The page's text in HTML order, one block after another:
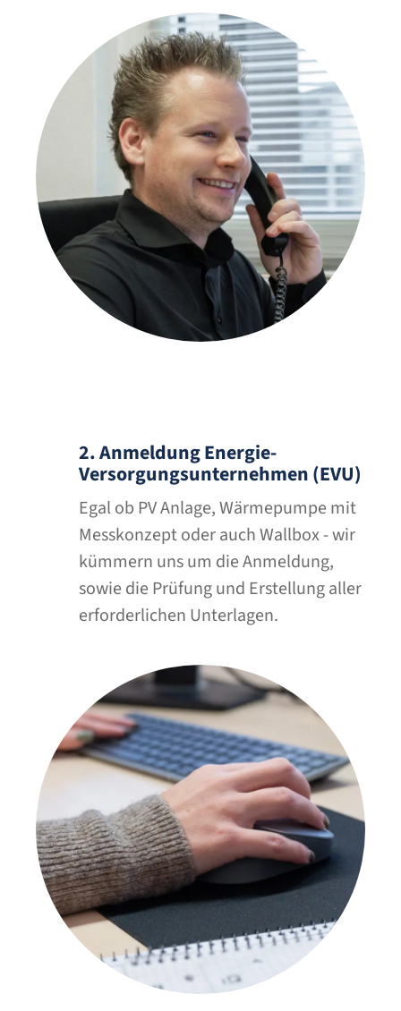
2. Anmeldung Energie-
Versorgungs­unternehmen (EVU)
Egal ob PV Anlage, Wärmepumpe mit
Messkonzept oder auch Wallbox - wir
kümmern uns um die Anmeldung,
sowie die Prüfung und Erstellung aller
erforderlichen Unterlagen.